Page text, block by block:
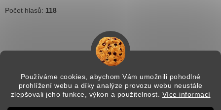
Používáme cookies, abychom Vám umožnili pohodlné
prohlížení webu a díky analýze provozu webu neustále
zlepšovali jeho funkce, výkon a použitelnost. Více informací
Počet hlasů: 118
Vytvořil Shoptet